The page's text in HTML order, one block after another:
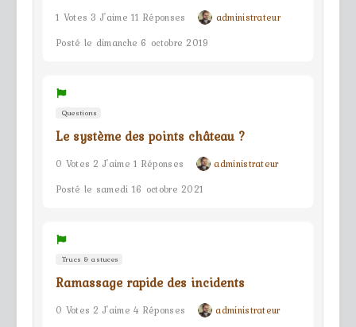
1 Votes 3 J'aime 11 Réponses
administrateur
Posté le dimanche 6 octobre 2019
Questions
Le système des points château ?
0 Votes 2 J'aime 1 Réponses
administrateur
Posté le samedi 16 octobre 2021
Trucs & astuces
Ramassage rapide des incidents
0 Votes 2 J'aime 4 Réponses
administrateur